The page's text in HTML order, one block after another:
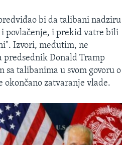
bi da talibani nadziru
povlačenje, i prekid vatre bili
Izvori, međutim, ne
predsednik Donald Tramp
sa talibanima u svom govoru o
okončano zatvaranje vlade.